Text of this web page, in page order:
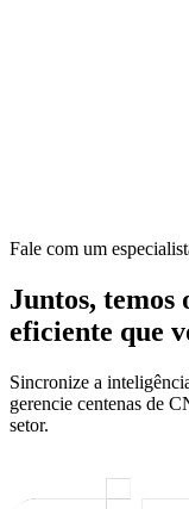
Fale com um
Juntos,
eficiente que
Sincronize a
gerencie centenas de
setor.